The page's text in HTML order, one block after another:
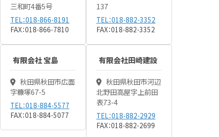
三和町4番5号
TEL：018-866-8191
FAX：018-866-7810
137
TEL：018-882-3352
FAX：018-882-3352
有限会社 宝島
秋田県秋田市広面
字糠塚67-5
TEL：018-884-5577
FAX：018-884-5077
有限会社田崎建設
秋田県秋田市河辺
北野田高屋字上前田
表73-4
TEL：018-882-2929
FAX：018-882-2699